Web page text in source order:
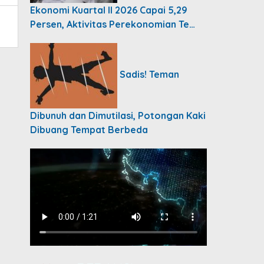
Ekonomi Kuartal II 2026 Capai 5,29
Persen, Aktivitas Perekonomian Te…
Sadis! Teman
Dibunuh dan Dimutilasi, Potongan Kaki
Dibuang Tempat Berbeda